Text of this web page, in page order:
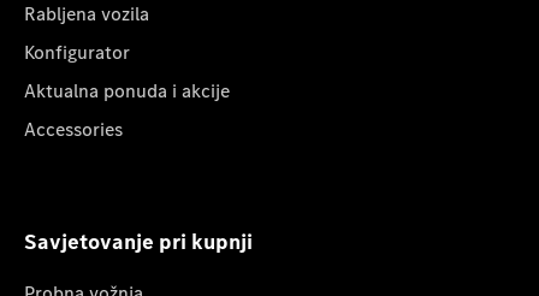
Rabljena vozila
Konfigurator
Aktualna ponuda i akcije
Accessories
Savjetovanje pri kupnji